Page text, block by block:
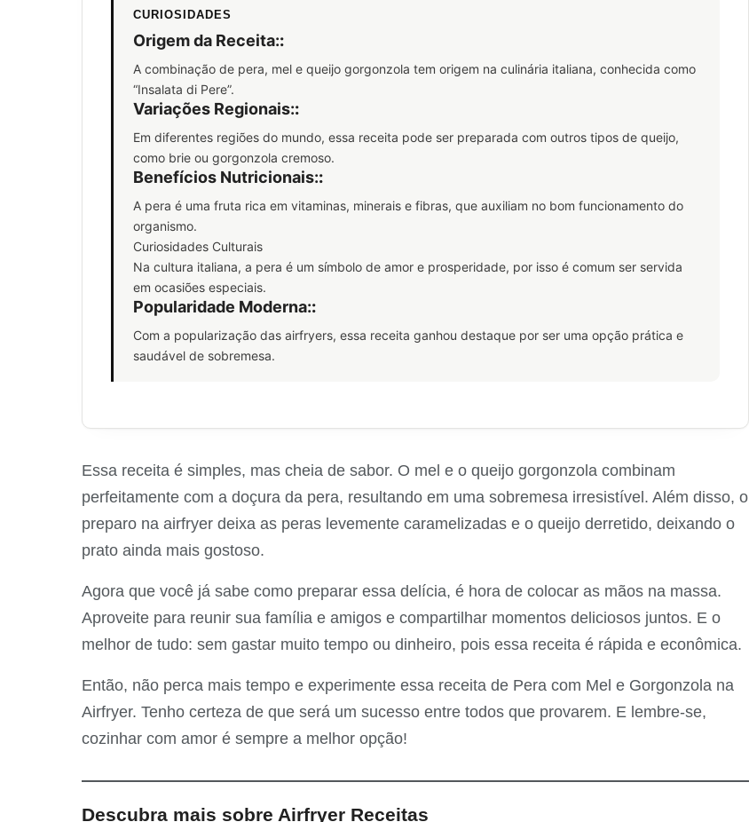
CURIOSIDADES
Origem da Receita::
A combinação de pera, mel e queijo gorgonzola tem origem na culinária italiana, conhecida como
“Insalata di Pere”.
Variações Regionais::
Em diferentes regiões do mundo, essa receita pode ser preparada com outros tipos de queijo,
como brie ou gorgonzola cremoso.
Benefícios Nutricionais::
A pera é uma fruta rica em vitaminas, minerais e fibras, que auxiliam no bom funcionamento do
organismo.
Curiosidades Culturais
Na cultura italiana, a pera é um símbolo de amor e prosperidade, por isso é comum ser servida
em ocasiões especiais.
Popularidade Moderna::
Com a popularização das airfryers, essa receita ganhou destaque por ser uma opção prática e
saudável de sobremesa.
Essa receita é simples, mas cheia de sabor. O mel e o queijo gorgonzola combinam
perfeitamente com a doçura da pera, resultando em uma sobremesa irresistível. Além disso, o
preparo na airfryer deixa as peras levemente caramelizadas e o queijo derretido, deixando o
prato ainda mais gostoso.
Agora que você já sabe como preparar essa delícia, é hora de colocar as mãos na massa.
Aproveite para reunir sua família e amigos e compartilhar momentos deliciosos juntos. E o
melhor de tudo: sem gastar muito tempo ou dinheiro, pois essa receita é rápida e econômica.
Então, não perca mais tempo e experimente essa receita de Pera com Mel e Gorgonzola na
Airfryer. Tenho certeza de que será um sucesso entre todos que provarem. E lembre-se,
cozinhar com amor é sempre a melhor opção!
Descubra mais sobre Airfryer Receitas